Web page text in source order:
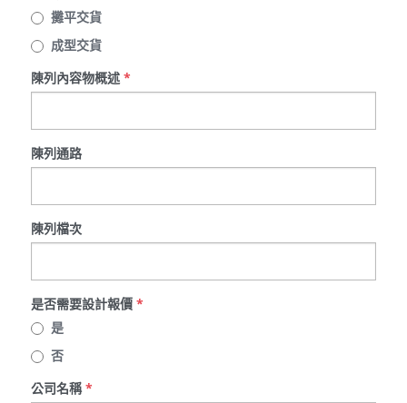
攤平交貨
成型交貨
陳列內容物概述*
陳列通路
陳列檔次
是否需要設計報價*
是
否
公司名稱*